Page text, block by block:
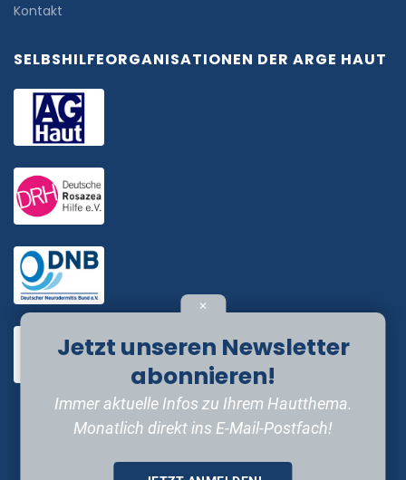
Kontakt
SELBSHILFEORGANISATIONEN DER ARGE HAUT
✕
Jetzt unseren Newsletter
abonnieren!
Immer aktuelle Infos zu Ihrem Hautthema.
Monatlich direkt ins E-Mail-Postfach!